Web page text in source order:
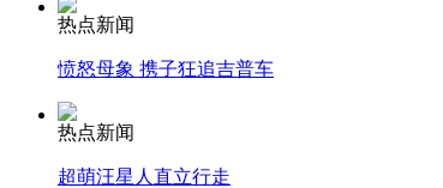
热点新闻
愤怒母象 携子狂追吉普车
热点新闻
超萌汪星人直立行走